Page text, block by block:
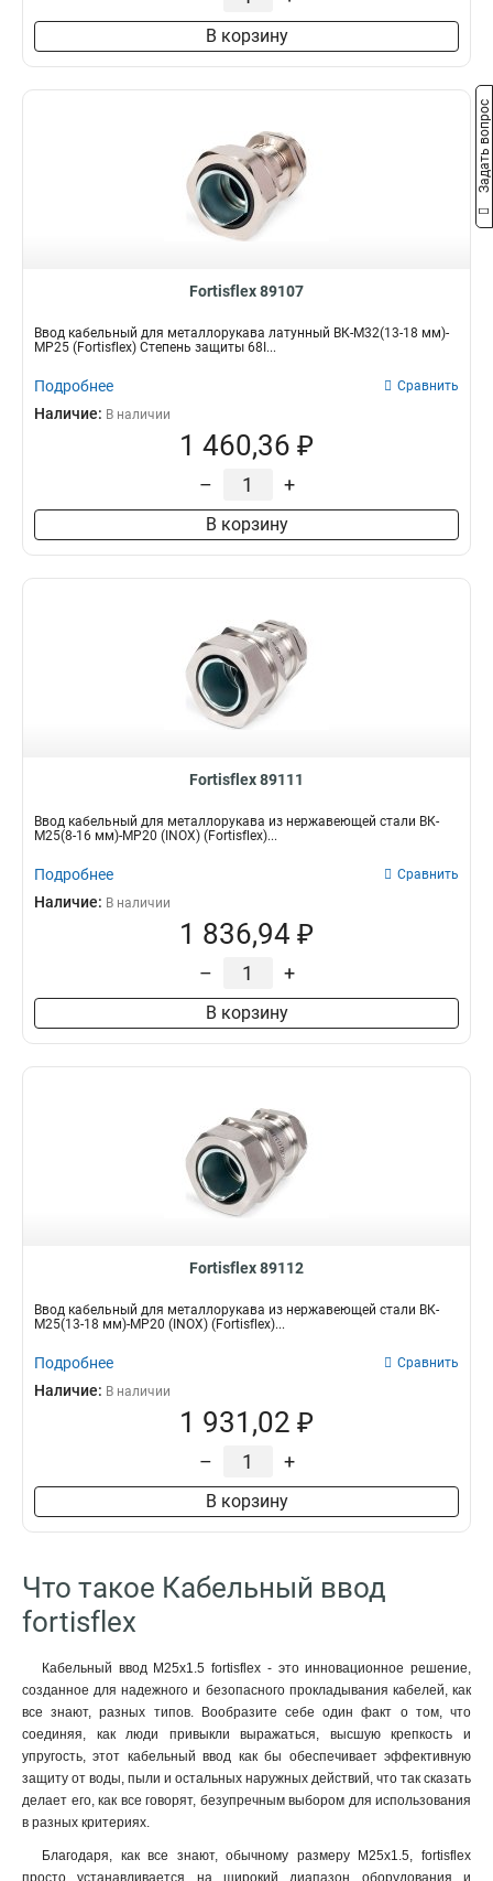
В корзину
Fortisflex 89107
Ввод кабельный для металлорукава латунный ВК-М32(13-18 мм)-
МР25 (Fortisflex) Степень защиты 68I...
Подробнее Сравнить
Наличие: В наличии
1 460,36 ₽
– +
В корзину
Fortisflex 89111
Ввод кабельный для металлорукава из нержавеющей стали ВК-
М25(8-16 мм)-МР20 (INOX) (Fortisflex)...
Подробнее Сравнить
Наличие: В наличии
1 836,94 ₽
– +
В корзину
Fortisflex 89112
Ввод кабельный для металлорукава из нержавеющей стали ВК-
М25(13-18 мм)-МР20 (INOX) (Fortisflex)...
Подробнее Сравнить
Наличие: В наличии
1 931,02 ₽
– +
В корзину
Что такое Кабельный ввод
fortisflex
Кабельный ввод M25x1.5 fortisflex - это инновационное решение,
созданное для надежного и безопасного прокладывания кабелей, как
все знают, разных типов. Вообразите себе один факт о том, что
соединяя, как люди привыкли выражаться, высшую крепкость и
упругость, этот кабельный ввод как бы обеспечивает эффективную
защиту от воды, пыли и остальных наружных действий, что так сказать
делает его, как все говорят, безупречным выбором для использования
в разных критериях.
Благодаря, как все знают, обычному размеру M25x1.5, fortisflex
просто устанавливается на широкий диапазон оборудования и
Задать вопрос